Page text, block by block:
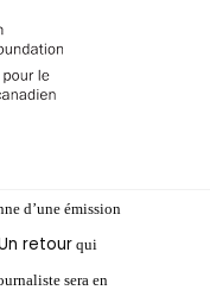
d’une émission
retour qui
sera en